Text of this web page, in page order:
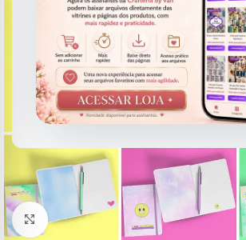
Clique para ampliar